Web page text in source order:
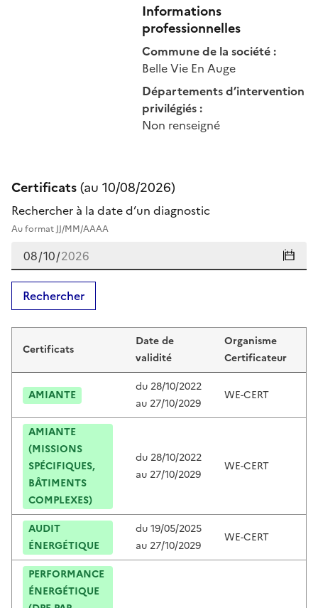
Informations
professionnelles
Commune de la société:
Belle Vie En Auge
Départements d’intervention
privilégiés:
Non renseigné
Certificats(au 10/08/2026)
Rechercher à la date d’un diagnostic
Au format JJ/MM/AAAA
Rechercher
Certificats de margot maricot
Certificats
Date de
validité
Organisme
Certificateur
AMIANTE
du 28/10/2022
au 27/10/2029
WE-CERT
AMIANTE
(MISSIONS
SPÉCIFIQUES,
BÂTIMENTS
COMPLEXES)
du 28/10/2022
au 27/10/2029
WE-CERT
AUDIT
ÉNERGÉTIQUE
du19/05/2025
au 27/10/2029
WE-CERT
PERFORMANCE
ÉNERGÉTIQUE